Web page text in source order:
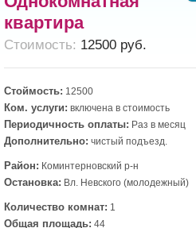
квартира
Cтоимость: 12500 руб.
Стоймость: 12500
Ком. услуги: включена в стоимость
Периодичность оплаты: Раз в месяц
Дополнительно: чистый подъезд.
Район: Коминтерновский р-н
Остановка: Вл. Невского (молодежный)
Количество комнат: 1
Общая площадь: 44